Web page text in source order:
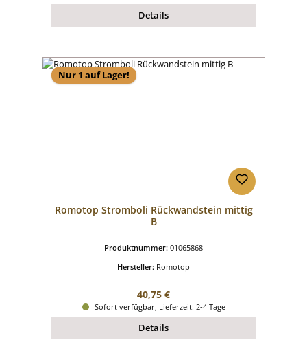
Details
Nur 1 auf Lager!
Romotop Stromboli Rückwandstein mittig
B
Produktnummer: 01065868
Hersteller: Romotop
Regulärer Preis:
40,75 €
Sofort verfügbar, Lieferzeit: 2-4 Tage
Details